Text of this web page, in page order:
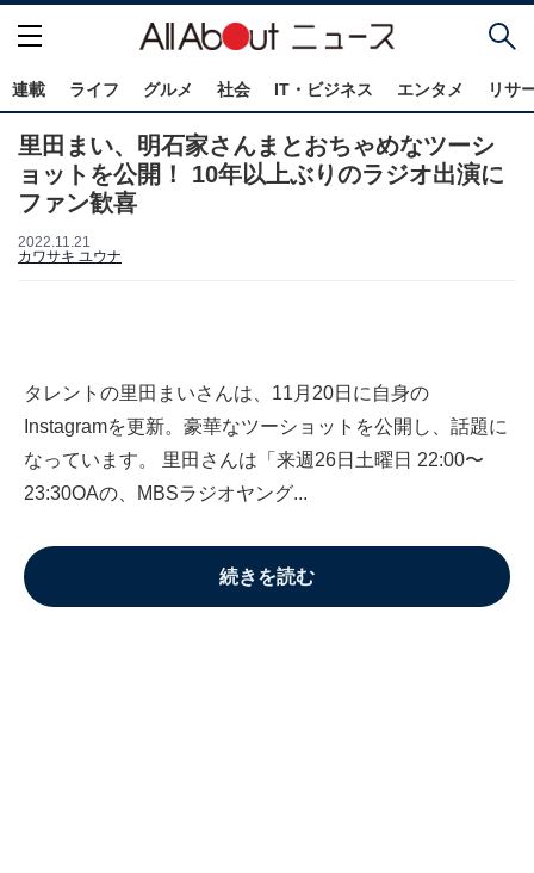
連載 ライフ グルメ 社会 IT・ビジネス エンタメ リサ
里田まい、明石家さんまとおちゃめなツーシ
ョットを公開！ 10年以上ぶりのラジオ出演に
ファン歓喜
2022.11.21
カワサキ ユウナ
タレントの里田まいさんは、11月20日に自身の
Instagramを更新。豪華なツーショットを公開し、話題に
なっています。 里田さんは「来週26日土曜日 22:00〜
23:30OAの、MBSラジオヤング...
続きを読む